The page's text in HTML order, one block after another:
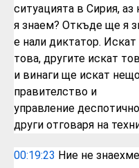
ситуацията в Сирия, аз
я знаем? Откъде ще я
е нали диктатор. Искат
това, другите искат
и винаги ще искат
правителство и
управление
други отговаря на
00:19:23 Ние не